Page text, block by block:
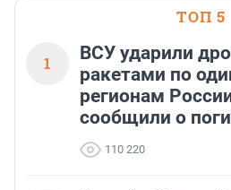
ТОП 5
1
ВСУ ударили
ракетами по
регионам
сообщили о
110 220